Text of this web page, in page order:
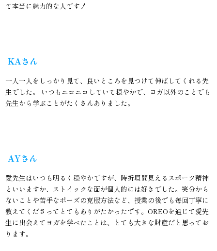
て本当に魅力的な人です！
KAさん
一人一人をしっかり見て、良いところを見つけて伸ばしてくれる先
生でした。 いつもニコニコしていて穏やかで、ヨガ以外のことでも
先生から学ぶことがたくさんありました。
AYさん
愛先生はいつも明るく穏やかですが、時折垣間見えるスポーツ精神
といいますか、ストイックな面が個人的には好きでした。笑分から
ないことや苦手なポーズの克服方法など、授業の後でも毎回丁寧に
教えてくださってとてもありがたかったです。OREOを通じて愛先
生に出会えてヨガを学べたことは、とても大きな財産だと思ってお
ります。